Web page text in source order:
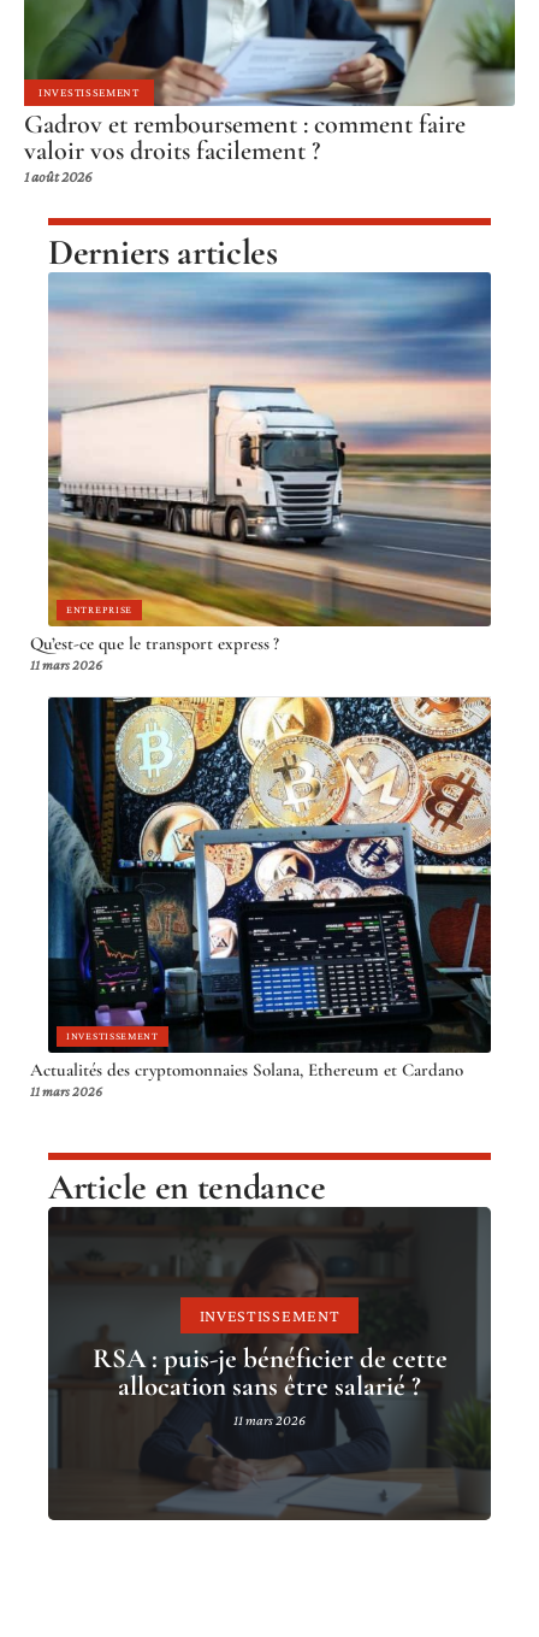
INVESTISSEMENT
Gadrov et remboursement : comment faire
valoir vos droits facilement ?
1 août 2026
Derniers articles
ENTREPRISE
Qu’est-ce que le transport express ?
11 mars 2026
INVESTISSEMENT
Actualités des cryptomonnaies Solana, Ethereum et Cardano
11 mars 2026
Article en tendance
INVESTISSEMENT
RSA : puis-je bénéficier de cette
allocation sans être salarié ?
11 mars 2026